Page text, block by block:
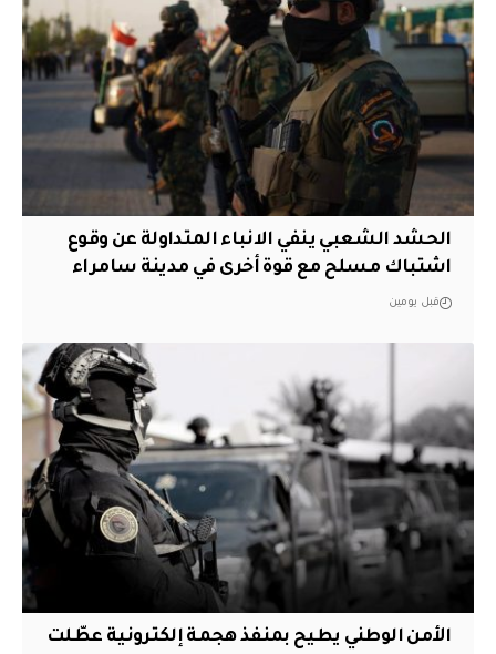
الحشد الشعبي ينفي الانباء المتداولة عن وقوع
اشتباك مسلح مع قوة أخرى في مدينة سامراء
قبل يومين
الأمن الوطني يطيح بمنفذ هجمة إلكترونية عطّلت